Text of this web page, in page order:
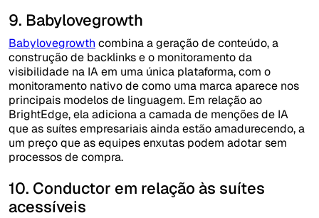
9. Babylovegrowth
Babylovegrowth combina a geração de conteúdo, a
construção de backlinks e o monitoramento da
visibilidade na IA em uma única plataforma, com o
monitoramento nativo de como uma marca aparece nos
principais modelos de linguagem. Em relação ao
BrightEdge, ela adiciona a camada de menções de IA
que as suítes empresariais ainda estão amadurecendo, a
um preço que as equipes enxutas podem adotar sem
processos de compra.
10. Conductor em relação às suítes
acessíveis